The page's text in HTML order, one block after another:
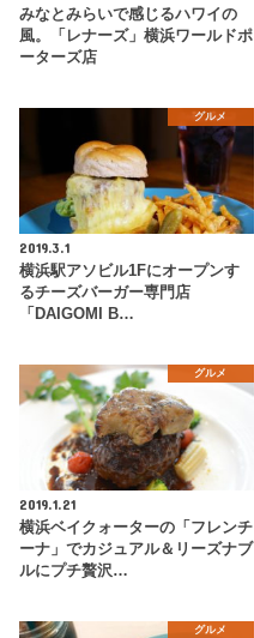
みなとみらいで感じるハワイの
風。「レナーズ」横浜ワールドポ
ーターズ店
グルメ
2019.3.1
横浜駅アソビル1Fにオープンす
るチーズバーガー専門店
「DAIGOMI B…
グルメ
2019.1.21
横浜ベイクォーターの「フレンチ
ーナ」でカジュアル＆リーズナブ
ルにプチ贅沢…
グルメ